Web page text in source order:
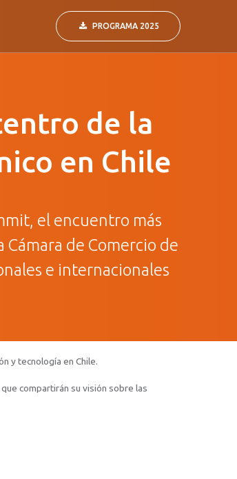
PROGRAMA 2025
de la
en Chile
el encuentro más
de Comercio de
e internacionales
y tecnología en Chile.
compartirán su visión sobre las